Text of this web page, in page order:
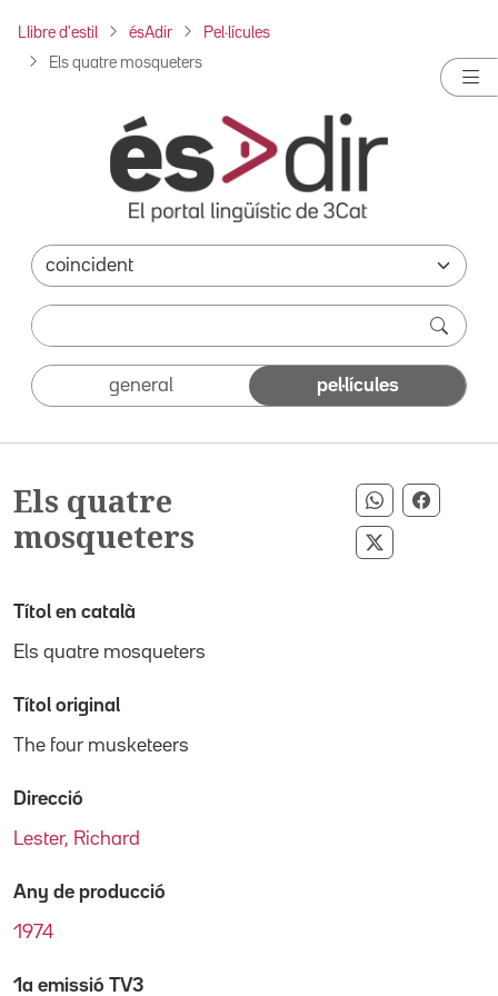
Llibre d'estil ésAdir Pel·lícules
Els quatre mosqueters
general pel·lícules
Els quatre
mosqueters
Compartir
Compartir
Títol en català
Els quatre mosqueters
Títol original
The four musketeers
Direcció
Lester, Richard
Any de producció
1974
1a emissió TV3